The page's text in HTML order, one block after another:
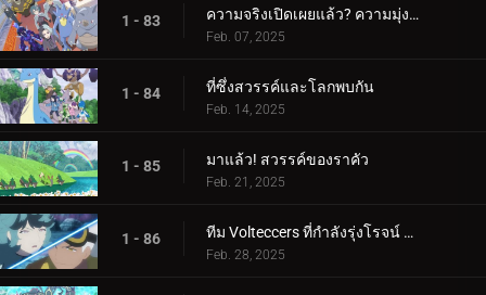
1 - 83 ความจริงเปิดเผยแล้ว? ความมุ่งมั่นของอเมทิโอ
Feb. 07, 2025
1 - 84 ที่ซึ่งสวรรค์และโลกพบกัน
Feb. 14, 2025
1 - 85 มาแล้ว! สวรรค์ของราคัว
Feb. 21, 2025
1 - 86 ทีม Volteccers ที่กำลังรุ่งโรจน์ ปะทะ ทีม Explorers!
Feb. 28, 2025